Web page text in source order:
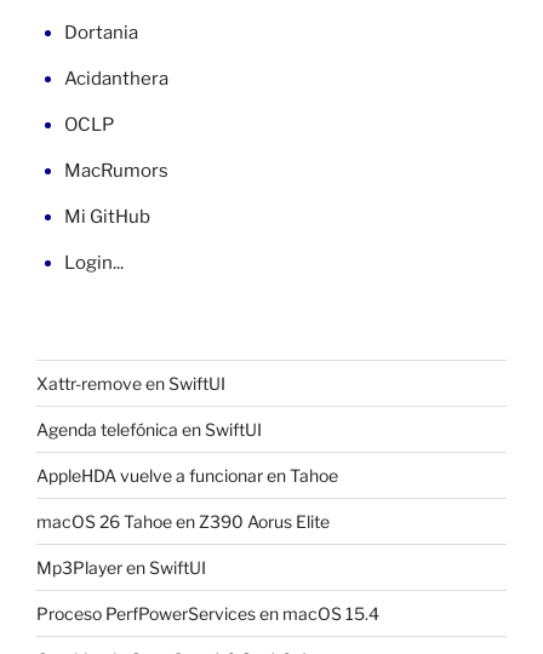
Dortania
Acidanthera
OCLP
MacRumors
Mi GitHub
Login...
Xattr-remove en SwiftUI
Agenda telefónica en SwiftUI
AppleHDA vuelve a funcionar en Tahoe
macOS 26 Tahoe en Z390 Aorus Elite
Mp3Player en SwiftUI
Proceso PerfPowerServices en macOS 15.4